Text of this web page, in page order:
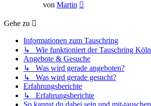
von Martin
Gehe zu
Informationen zum Tauschring
↳ Wie funktioniert der Tauschring Köln
Angebote & Gesuche
↳ Was wird gerade angeboten?
↳ Was wird gerade gesucht?
Erfahrungsberichte
↳ Erfahrungsberichte